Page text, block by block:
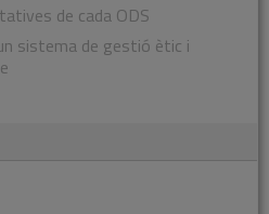
de cada ODS
sistema de gestió ètic i